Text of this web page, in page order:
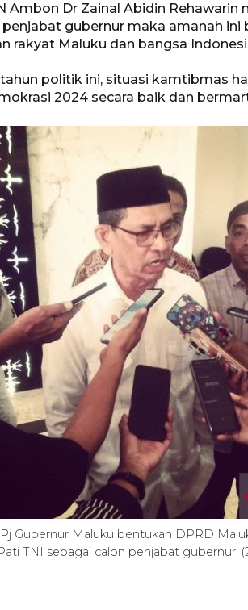
Ambon Dr Zainal Abidin Rehawarin
gubernur maka amanah ini
rakyat Maluku dan bangsa
politik ini, situasi kamtibmas
2024 secara baik dan
Gubernur Maluku bentukan DPRD
TNI sebagai calon penjabat gubernur.
5 Mei
23 Juli